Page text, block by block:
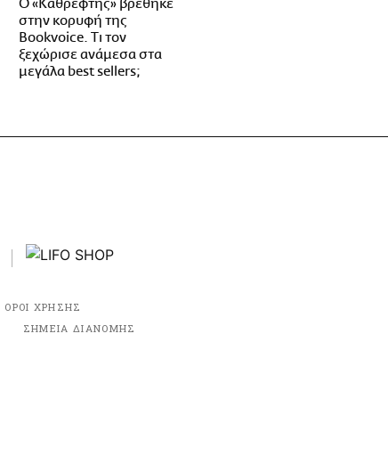
Ο «Καθρέφτης» βρέθηκε
στην κορυφή της
Bookvoice. Τι τον
ξεχώρισε ανάμεσα στα
μεγάλα best sellers;
ΟΡΟΙ ΧΡΗΣΗΣ
ΣΗΜΕΙΑ ΔΙΑΝΟΜΗΣ